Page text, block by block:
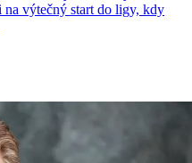
na výtečný start do ligy, kdy